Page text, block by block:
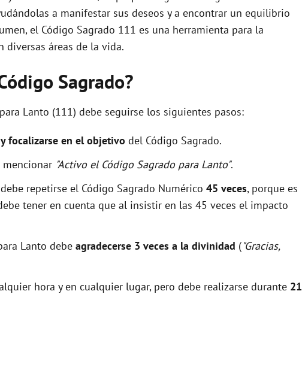
a manifestar sus deseos y a encontrar un equilibrio
el Código Sagrado 111 es una herramienta para la
diversas áreas de la vida.
Sagrado?
Lanto (111) debe seguirse los siguientes pasos:
focalizarse en el objetivo del Código Sagrado.
mencionar "Activo el Código Sagrado para Lanto".
repetirse el Código Sagrado Numérico 45 veces, porque es
tener en cuenta que al insistir en las 45 veces el impacto
Lanto debe agradecerse 3 veces a la divinidad ("Gracias,
hora y en cualquier lugar, pero debe realizarse durante 21